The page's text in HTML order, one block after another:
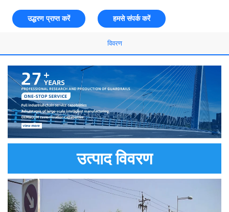
उद्धरण प्राप्त करें हमसे संपर्क करें
विवरण
उत्पाद विवरण